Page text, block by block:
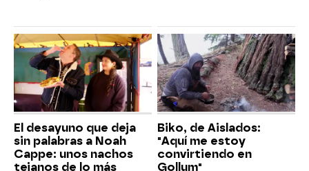
El desayuno que deja
sin palabras a Noah
Cappe: unos nachos
tejanos de lo más
Biko, de Aislados:
"Aquí me estoy
convirtiendo en
Gollum"